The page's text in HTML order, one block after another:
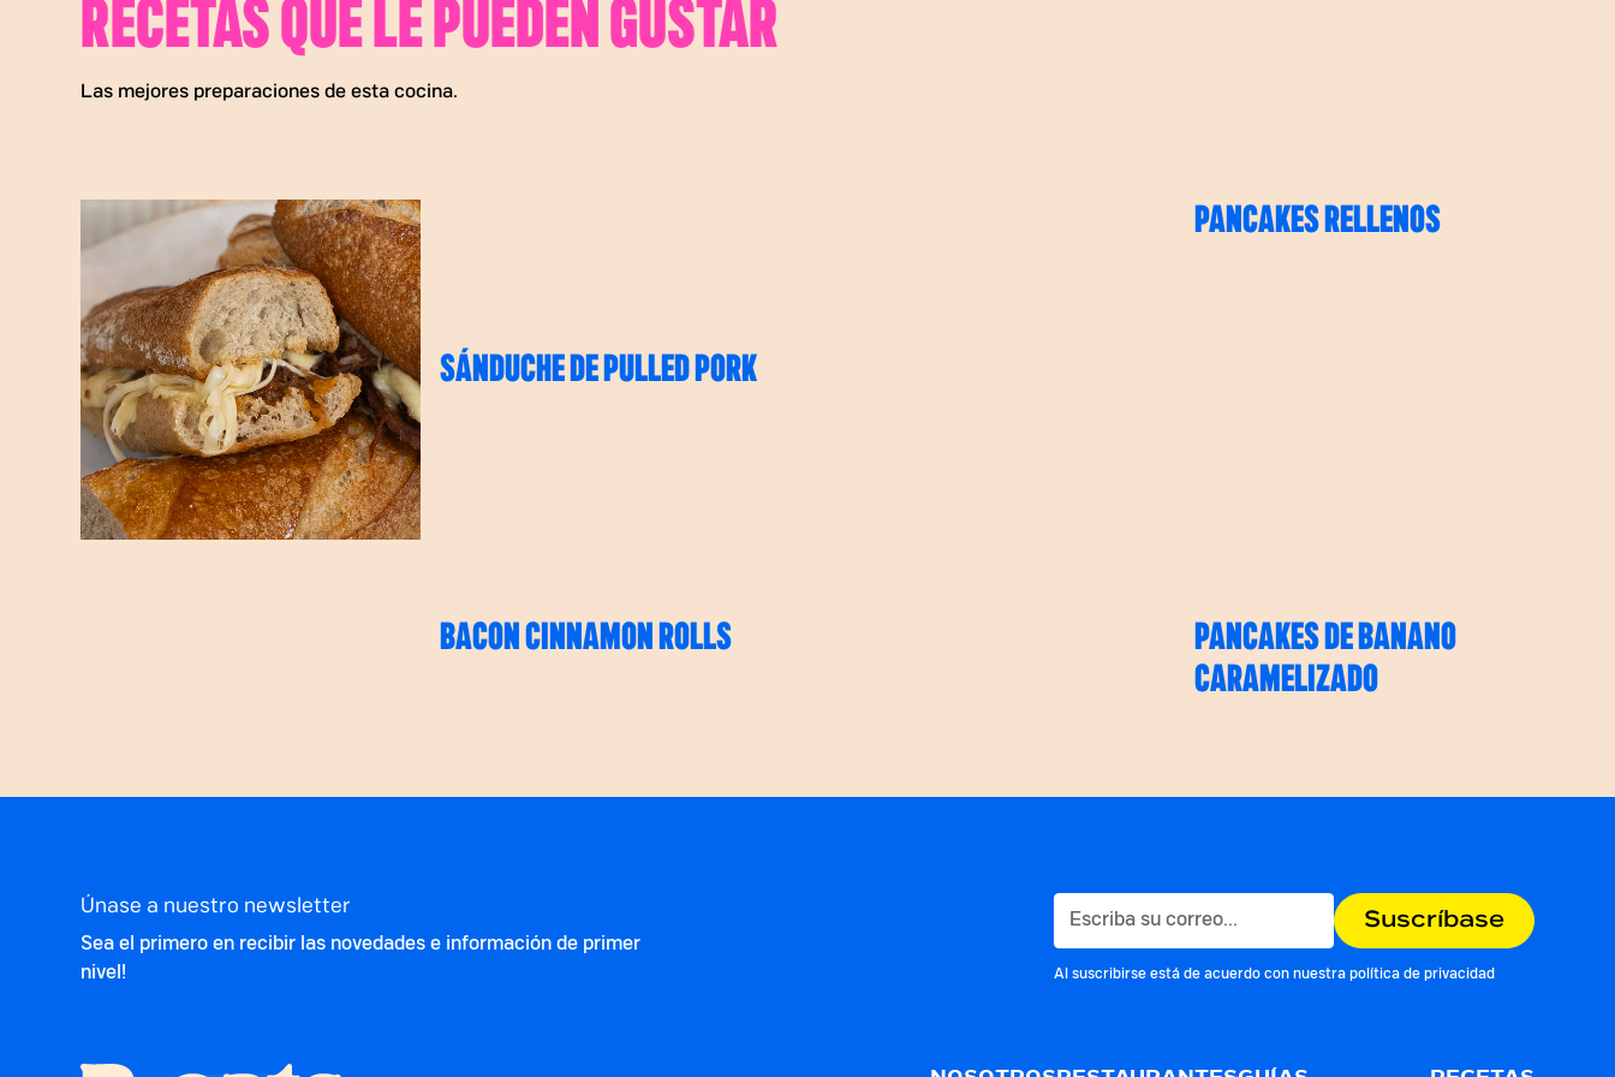
RECETAS QUE LE PUEDEN GUSTAR
Las mejores preparaciones de esta cocina.
SÁNDUCHE DE PULLED PORK
PANCAKES RELLENOS
BACON CINNAMON ROLLS
PANCAKES DE BANANO
CARAMELIZADO
Únase a nuestro newsletter
Sea el primero en recibir las novedades e información de primer
nivel!
Al suscribirse está de acuerdo con nuestra política de privacidad